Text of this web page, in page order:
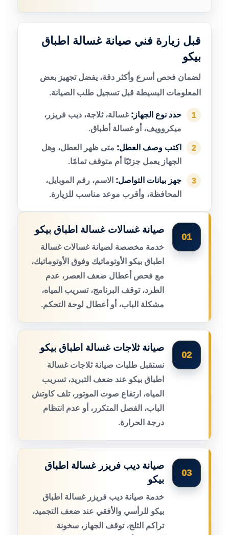
قبل زيارة فني صيانة غسالة اطباق
بيكو
لضمان فحص أسرع وأكثر دقة، يفضل تجهيز بعض
المعلومات البسيطة قبل تسجيل طلب الصيانة.
1 حدد نوع الجهاز: غسالة، ثلاجة، ديب فريزر،
ميكروويف، أو غسالة أطباق.
2 اكتب وصف العطل: متى ظهر العطل، وهل
الجهاز يعمل جزئيًا أم متوقف تمامًا.
3 جهز بيانات التواصل: الاسم، رقم الموبايل،
المحافظة، وأقرب موعد مناسب للزيارة.
01
صيانة غسالات غسالة اطباق بيكو
خدمة مخصصة لصيانة غسالات غسالة
اطباق بيكو الأوتوماتيك وفوق الأوتوماتيك،
مع فحص أعطال ضعف العصر، عدم
الطرد، توقف البرنامج، تسريب المياه،
مشكلة الباب، أو أعطال لوحة التحكم.
02
صيانة ثلاجات غسالة اطباق بيكو
نستقبل طلبات صيانة ثلاجات غسالة
اطباق بيكو عند ضعف التبريد، تسريب
المياه، ارتفاع صوت الموتور، تلف كاوتش
الباب، الفصل المتكرر، أو عدم انتظام
درجة الحرارة.
03
صيانة ديب فريزر غسالة اطباق
بيكو
خدمة صيانة ديب فريزر غسالة اطباق
بيكو للرأسي والأفقي عند ضعف التجميد،
تراكم الثلج، توقف الجهاز، سخونة